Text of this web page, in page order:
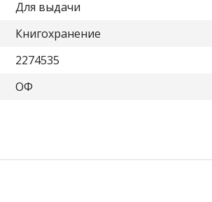
Для выдачи
Книгохранение
2274535
ОФ